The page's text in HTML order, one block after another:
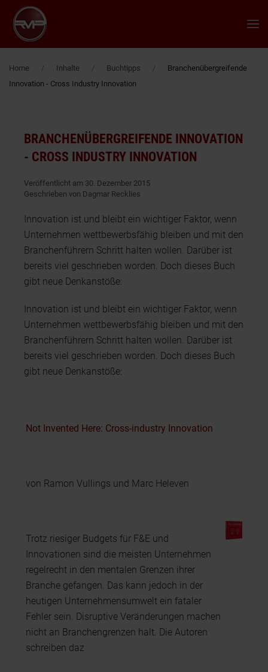
Zum Hauptinhalt springen
Home Inhalte Buchtipps
Branchenübergreifende
Innovation - Cross Industry Innovation
BRANCHENÜBERGREIFENDE INNOVATION
- CROSS INDUSTRY INNOVATION
Veröffentlicht am 30. Dezember 2015
Geschrieben von Dagmar Recklies
Innovation ist und bleibt ein wichtiger Faktor, wenn
Unternehmen wettbewerbsfähig bleiben und mit den
Branchenführern Schritt halten wollen. Darüber ist
bereits viel geschrieben worden. Doch dieses Buch
gibt neue Denkanstöße:
Innovation ist und bleibt ein wichtiger Faktor, wenn
Unternehmen wettbewerbsfähig bleiben und mit den
Branchenführern Schritt halten wollen. Darüber ist
bereits viel geschrieben worden. Doch dieses Buch
gibt neue Denkanstöße:
Not Invented Here: Cross-industry Innovation
von Ramon Vullings und Marc Heleven
Trotz riesiger Budgets für F&E und
Innovationen sind die meisten Unternehmen
regelrecht in den mentalen Grenzen ihrer
Branche gefangen. Das kann jedoch in der
heutigen Unternehmensumwelt ein fataler
Fehler sein. Disruptive Veränderungen machen
nicht an Branchengrenzen halt. Die Autoren
schreiben daz